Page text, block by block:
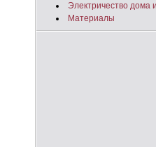
Электричество дома
Материалы